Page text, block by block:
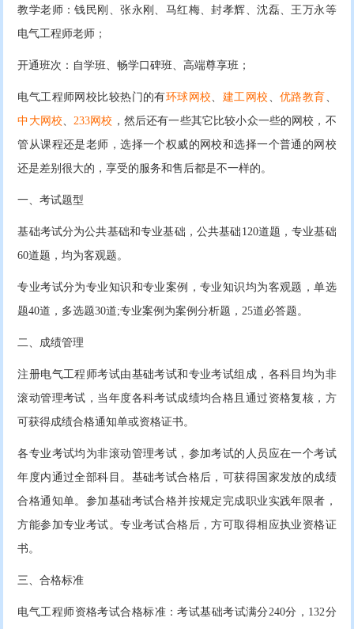
教学老师：钱民刚、张永刚、马红梅、封孝辉、沈磊、王万永等
电气工程师老师；
开通班次：自学班、畅学口碑班、高端尊享班；
电气工程师网校比较热门的有环球网校、 建工网校 、 优路教育 、
中大网校、233网校 ，然后还有一些其它比较小众一些的网校，不
管从课程还是老师，选择一个权威的网校和选择一个普通的网校
还是差别很大的，享受的服务和售后都是不一样的。
一、考试题型
基础考试分为公共基础和专业基础，公共基础120道题，专业基础
60道题，均为客观题。
专业考试分为专业知识和专业案例，专业知识均为客观题，单选
题40道，多选题30道;专业案例为案例分析题，25道必答题。
二、成绩管理
注册电气工程师考试由基础考试和专业考试组成，各科目均为非
滚动管理考试，当年度各科考试成绩均合格且通过资格复核，方
可获得成绩合格通知单或资格证书。
各专业考试均为非滚动管理考试，参加考试的人员应在一个考试
年度内通过全部科目。基础考试合格后，可获得国家发放的成绩
合格通知单。参加基础考试合格并按规定完成职业实践年限者，
方能参加专业考试。专业考试合格后，方可取得相应执业资格证
书。
三、合格标准
电气工程师资格考试合格标准：考试基础考试满分240分，132分